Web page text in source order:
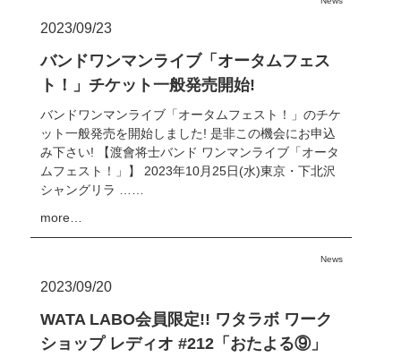
2023/09/23
バンドワンマンライブ「オータムフェス
ト！」チケット一般発売開始!
バンドワンマンライブ「オータムフェスト！」のチケ
ット一般発売を開始しました! 是非この機会にお申込
み下さい! 【渡會将士バンド ワンマンライブ「オータ
ムフェスト！」】 2023年10月25日(水)東京・下北沢
シャングリラ ……
more…
News
2023/09/20
WATA LABO会員限定!! ワタラボ ワーク
ショップ レディオ #212「おたよる⑨」